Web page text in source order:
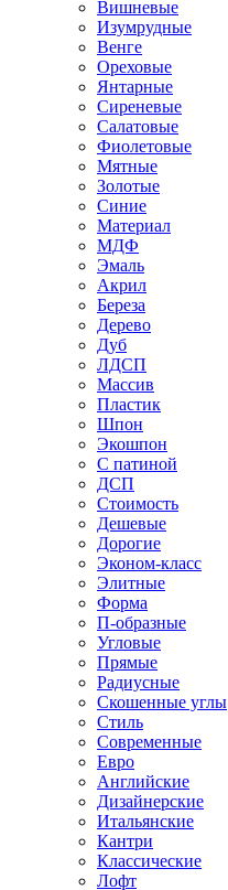
Вишневые
Изумрудные
Венге
Ореховые
Янтарные
Сиреневые
Салатовые
Фиолетовые
Мятные
Золотые
Синие
Материал
МДФ
Эмаль
Акрил
Береза
Дерево
Дуб
ЛДСП
Массив
Пластик
Шпон
Экошпон
С патиной
ДСП
Стоимость
Дешевые
Дорогие
Эконом-класс
Элитные
Форма
П-образные
Угловые
Прямые
Радиусные
Скошенные углы
Стиль
Современные
Евро
Английские
Дизайнерские
Итальянские
Кантри
Классические
Лофт